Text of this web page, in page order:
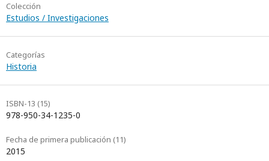
Colección
Estudios / Investigaciones
Categorías
Historia
ISBN-13 (15)
978-950-34-1235-0
Fecha de primera publicación (11)
2015